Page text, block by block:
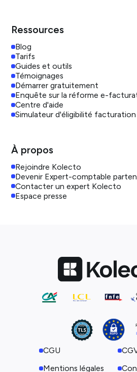
Ressources
Blog
Tarifs
Guides et outils
Témoignages
Démarrer gratuitement
Enquête sur la réforme e-
Centre d'aide
Simulateur d'éligibilité
À propos
Rejoindre Kolecto
Devenir Expert-comptable
Contacter un expert Kolecto
Espace presse
CGU
Mentions légales